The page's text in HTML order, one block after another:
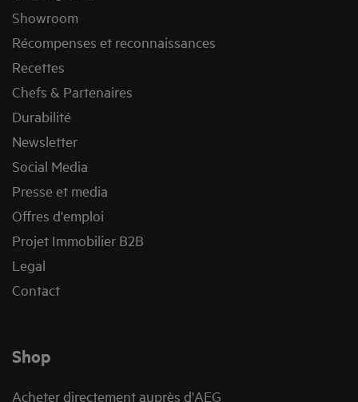
Showroom
Récompenses et reconnaissances
Recettes
Chefs & Partenaires
Durabilité
Newsletter
Social Media
Presse et media
Offres d'emploi
Projet Immobilier B2B
Legal
Contact
Shop
Acheter directement auprès d'AEG